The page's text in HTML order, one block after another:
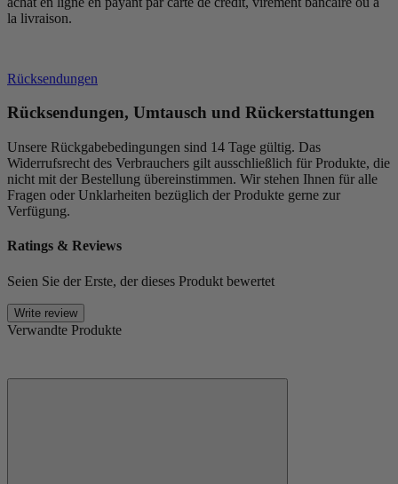
la livraison.
Rücksendungen
Rücksendungen, Umtausch und Rückerstattungen
Unsere Rückgabebedingungen sind 14 Tage gültig. Das
Widerrufsrecht des Verbrauchers gilt ausschließlich für Produkte, die
nicht mit der Bestellung übereinstimmen. Wir stehen Ihnen für alle
Fragen oder Unklarheiten bezüglich der Produkte gerne zur
Verfügung.
Ratings & Reviews
Seien Sie der Erste, der dieses Produkt bewertet
Write review
Verwandte Produkte